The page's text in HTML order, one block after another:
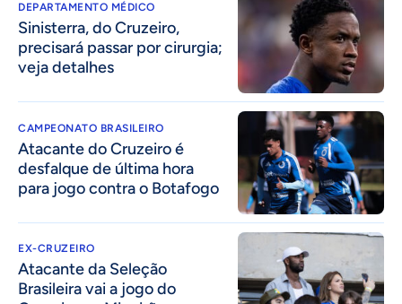
DEPARTAMENTO MÉDICO
Sinisterra, do Cruzeiro,
precisará passar por cirurgia;
veja detalhes
CAMPEONATO BRASILEIRO
Atacante do Cruzeiro é
desfalque de última hora
para jogo contra o Botafogo
EX-CRUZEIRO
Atacante da Seleção
Brasileira vai a jogo do